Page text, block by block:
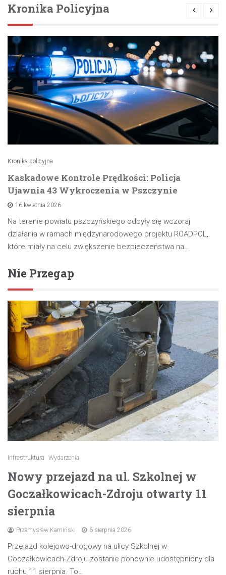
Kronika Policyjna
Kronika policyjna
Kaskadowe Kontrole Prędkości: Policja
Ujawnia 43 Wykroczenia w Pszczynie
16 kwietnia 2026
Na terenie powiatu pszczyńskiego odbyły się wczoraj
działania w ramach międzynarodowego projektu ROADPOL,
które miały na celu zwiększenie bezpieczeństwa na…
Nie Przegap
Infrastruktura Wydarzenia
Nowy przejazd na ul. Szkolnej w
Goczałkowicach-Zdroju otwarty 11
sierpnia
Przemysław Kamiński 6 sierpnia 2026
Przejazd kolejowo-drogowy na ulicy Szkolnej w
Goczałkowicach-Zdroju zostanie ponownie udostępniony dla
ruchu 11 sierpnia. To…